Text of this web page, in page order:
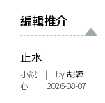
編輯推介
止水
小說 | by 胡韡
心 | 2026-08-07